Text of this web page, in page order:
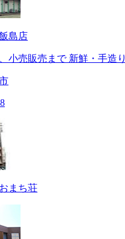
島店
小売販売まで 新鮮・手造
まち荘